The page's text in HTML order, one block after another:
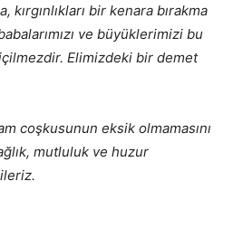
bir kenara bırakma
ve büyüklerimizi bu
Elimizdeki bir demet
coşkusunun eksik olmamasını
mutluluk ve huzur